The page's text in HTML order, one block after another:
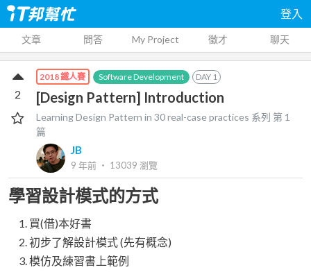
登入
文章 問答 My Project 徵才 聊天
2018 鐵人賽 Software Development DAY 1
[Design Pattern] Introduction
Learning Design Pattern in 30 real-case practices 系列 第 1
篇
JB
9 年前 ‧ 13039 瀏覽
2
學習設計模式的方式
買(借)本好書
初步了解設計模式 (先有概念)
模仿及練習書上範例